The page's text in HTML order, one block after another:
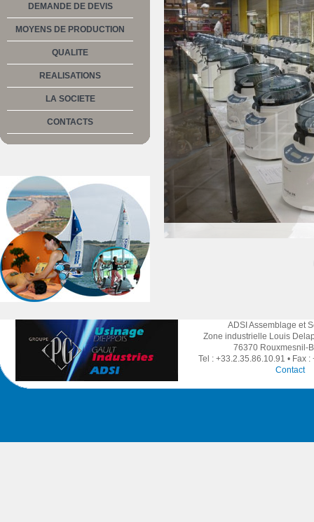
DEMANDE DE DEVIS
MOYENS DE PRODUCTION
QUALITE
REALISATIONS
LA SOCIETE
CONTACTS
ADSI Assemblage et
Zone industrielle Louis
76370 Rouxmesnil-
Tel : +33.2.35.86.10.91 • Fax
Contact